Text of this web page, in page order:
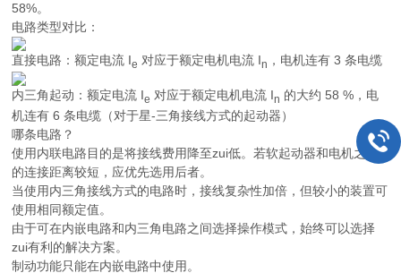
58%。
电路类型对比：
直接电路：额定电流 Ie 对应于额定电机电流 In ，电机连有 3 条电缆
内三角起动：额定电流 Ie 对应于额定电机电流 In 的大约 58 %，电
机连有 6 条电缆（对于星-三角接线方式的起动器）
哪条电路？
使用内联电路目的是将接线费用降至zui低。若软起动器和电机之间
的连接距离较短，应优先选用后者。
当使用内三角接线方式的电路时，接线复杂性加倍，但较小的装置可
使用相同额定值。
由于可在内嵌电路和内三角电路之间选择操作模式，始终可以选择
zui有利的解决方案。
制动功能只能在内嵌电路中使用。